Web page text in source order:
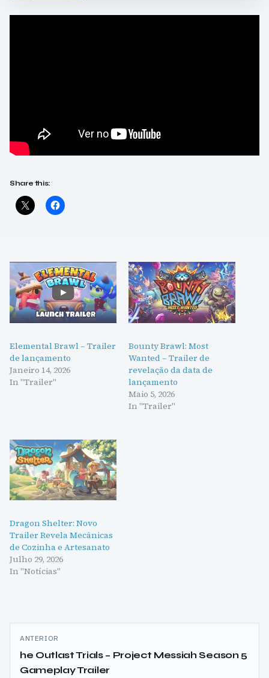
Share this:
Elemental Brawl – Trailer
de lançamento
Janeiro 14, 2026
In "Trailer"
Bounty Brawl: Most
Wanted – Trailer de
revelação da data de
lançamento
Maio 5, 2026
In "Trailer"
Dragon Shelter: Novo
Trailer Revela Mecânicas
de Cozinha e Artesanato
Julho 29, 2026
In "Notícias"
Navegação
de
ANTERIOR
he Outlast Trials – Project Messiah Season 5
Gameplay Trailer